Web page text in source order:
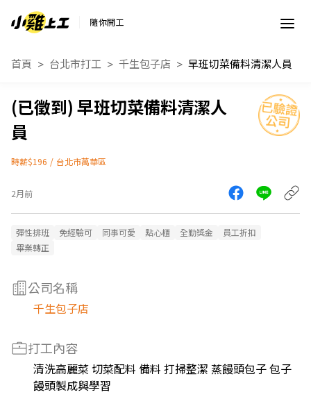
隨你開工
首頁 台北市打工 千生包子店 早班切菜備料清潔人員
早班切菜備料清潔人
員
時薪$196 / 台北市萬華區
2月前
彈性排班 免經驗可 同事可愛 點心櫃 全勤獎金
員工折扣
畢業轉正
公司名稱
千生包子店
打工內容
清洗高麗菜 切菜配料 備料 打掃整潔 蒸饅頭包子 包子
饅頭製成與學習